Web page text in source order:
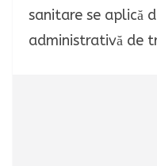
sanitare se aplică
administrativă de